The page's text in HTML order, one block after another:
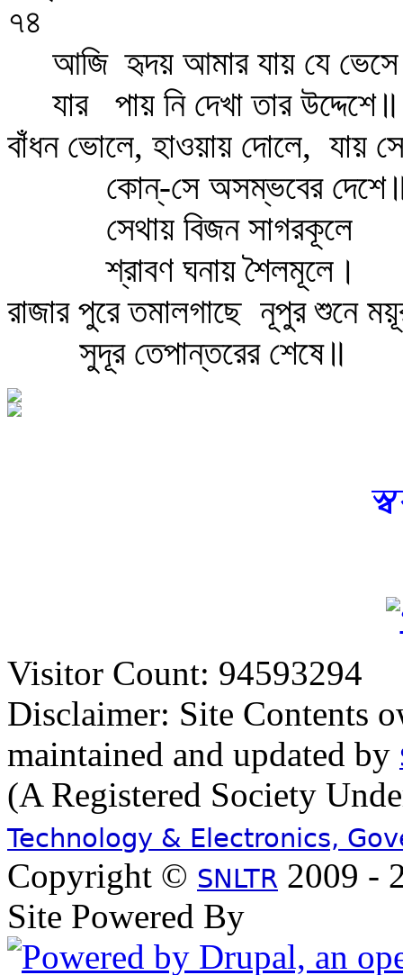
৭৪
আজি হৃদয় আমার যায় যে ভেসে
যার
পায় নি দেখা তার উদ্দেশে॥
বাঁধন ভোলে, হাওয়ায় দোলে, যায়
কোন্‌-সে অসম্ভবের
সেথায় বিজন সাগরকূলে
শ্রাবণ ঘনায় শৈলমূলে।
রাজার পুরে তমালগাছে নূপুর শুনে
সুদূর তেপান্তরের শেষে॥
Visitor Count: 94593294
Disclaimer: Site Contents
maintained and updated by
(A Registered Society
Technology & Electronics,
Copyright © SNLTR 2009 -
Site Powered By